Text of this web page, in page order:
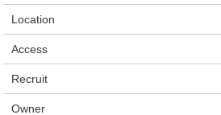
Location
Access
Recruit
Owner